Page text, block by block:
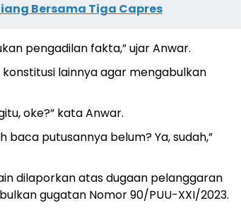
Bersama Tiga Capres
pengadilan fakta,” ujar Anwar.
lainnya agar mengabulkan
oke?” kata Anwar.
baca putusannya belum? Ya, sudah,”
dilaporkan atas dugaan pelanggaran
gugatan Nomor 90/PUU-XXI/2023.